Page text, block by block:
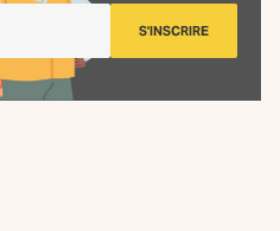
S'INSCRIRE